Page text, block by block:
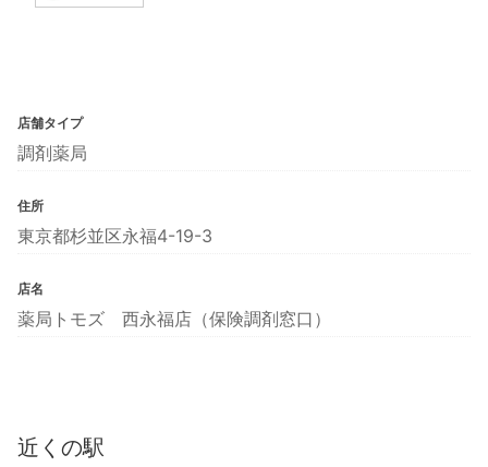
店舗タイプ
調剤薬局
住所
東京都杉並区永福4-19-3
店名
薬局トモズ 西永福店（保険調剤窓口）
近くの駅